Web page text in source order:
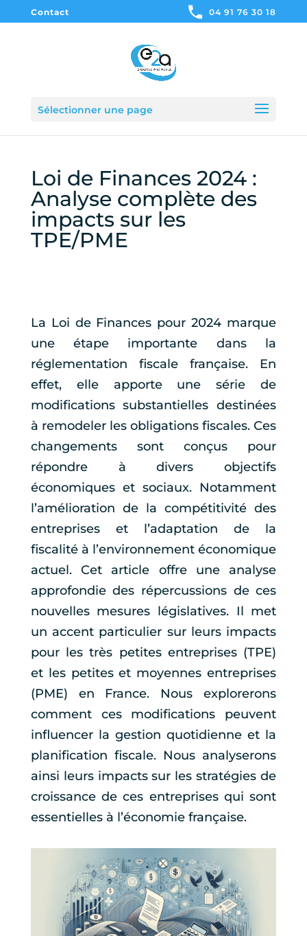
Contact 04 91 76 30 18
Sélectionner une page
Loi de Finances 2024 :
Analyse complète des
impacts sur les
TPE/PME
La Loi de Finances pour 2024 marque
une étape importante dans la
réglementation fiscale française. En
effet, elle apporte une série de
modifications substantielles destinées
à remodeler les obligations fiscales. Ces
changements sont conçus pour
répondre à divers objectifs
économiques et sociaux. Notamment
l’amélioration de la compétitivité des
entreprises et l’adaptation de la
fiscalité à l’environnement économique
actuel. Cet article offre une analyse
approfondie des répercussions de ces
nouvelles mesures législatives. Il met
un accent particulier sur leurs impacts
pour les très petites entreprises (TPE)
et les petites et moyennes entreprises
(PME) en France. Nous explorerons
comment ces modifications peuvent
influencer la gestion quotidienne et la
planification fiscale. Nous analyserons
ainsi leurs impacts sur les stratégies de
croissance de ces entreprises qui sont
essentielles à l’économie française.